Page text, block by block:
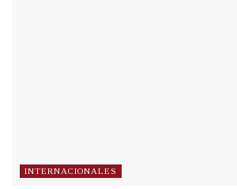
INTERNACIONALES